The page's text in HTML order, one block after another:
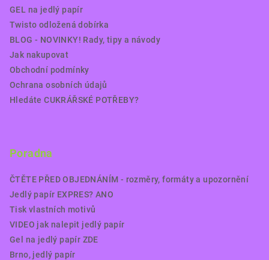
GEL na jedlý papír
Twisto odložená dobírka
BLOG - NOVINKY! Rady, tipy a návody
Jak nakupovat
Obchodní podmínky
Ochrana osobních údajů
Hledáte CUKRÁŘSKÉ POTŘEBY?
Poradna
ČTĚTE PŘED OBJEDNÁNÍM - rozměry, formáty a upozornění
Jedlý papír EXPRES? ANO
Tisk vlastních motivů
VIDEO jak nalepit jedlý papír
Gel na jedlý papír ZDE
Brno, jedlý papír